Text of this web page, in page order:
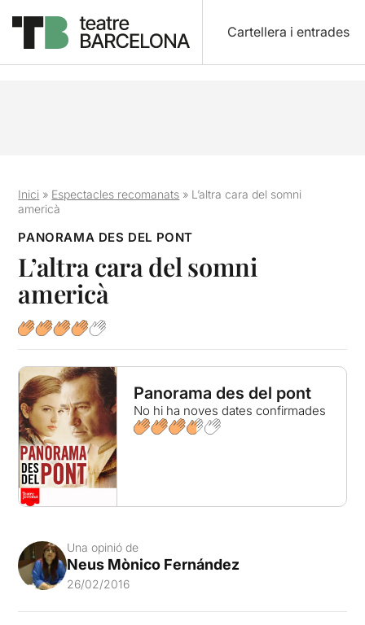
Cartellera i entrades
Inici » Espectacles recomanats » L’altra cara del somni
americà
PANORAMA DES DEL PONT
L’altra cara del somni
americà
Panorama des del pont
No hi ha noves dates confirmades
Una opinió de
Neus Mònico Fernández
26/02/2016